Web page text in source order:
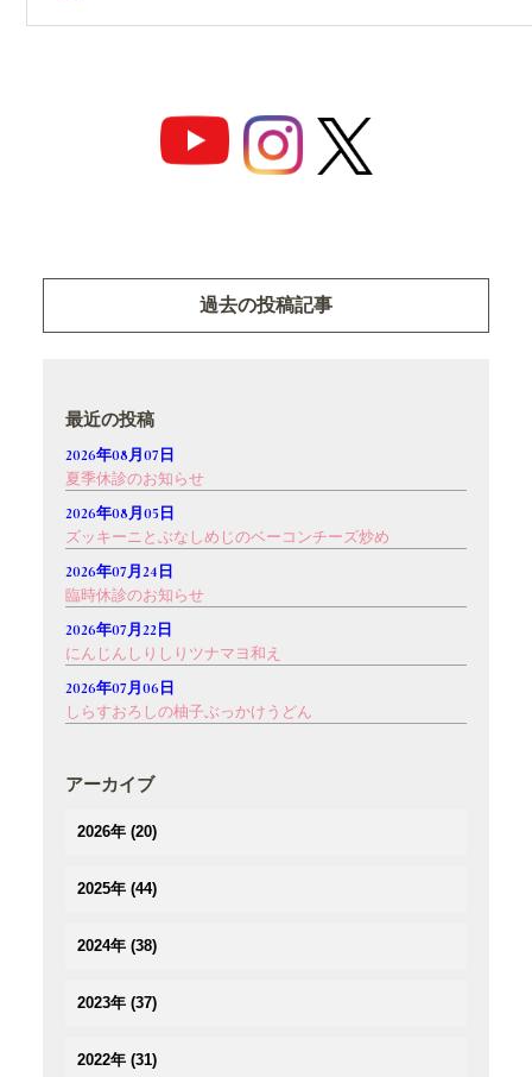
過去の投稿記事
最近の投稿
2026年08月07日
夏季休診のお知らせ
2026年08月05日
ズッキーニとぶなしめじのベーコンチーズ炒め
2026年07月24日
臨時休診のお知らせ
2026年07月22日
にんじんしりしりツナマヨ和え
2026年07月06日
しらすおろしの柚子ぶっかけうどん
アーカイブ
2026年 (20)
(3)
(3)
2025年 (44)
(3)
(3)
2024年 (38)
(3)
(2)
2023年 (37)
(2)
2022年 (31)